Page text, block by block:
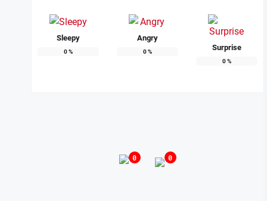
Sleepy
0%
Angry
0% Surprise
0%
0 0